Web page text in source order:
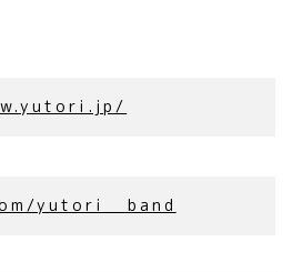
yutori__band